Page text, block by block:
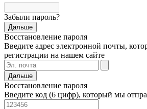
Забыли пароль?
Дальше
Восстановление пароля
Введите адрес электронной почты,
регистрации на нашем сайте
Дальше
Восстановление пароля
Введите код (6 цифр), который мы